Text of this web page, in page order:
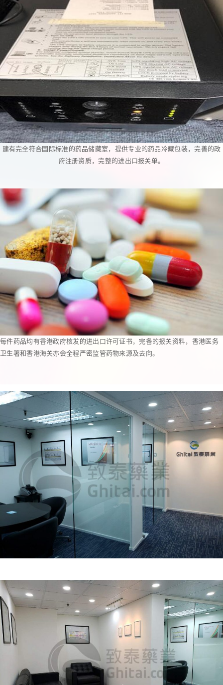
建有完全符合国际标准的药品储藏室，提供专业的药品冷藏包装，完善的政
府注册资质，完整的进出口报关单。
每件药品均有香港政府核发的进出口许可证书，完备的报关资料，香港医务
卫生署和香港海关亦会全程严密监管药物来源及去向。